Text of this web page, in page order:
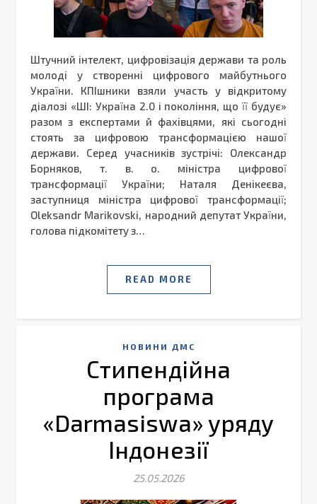
Штучний інтелект, цифровізація держави та роль
молоді у створенні цифрового майбутнього
України. КПІшники взяли участь у відкритому
діалозі «ШІ: Україна 2.0 і покоління, що її будує»
разом з експертами й фахівцями, які сьогодні
стоять за цифровою трансформацією нашої
держави. Серед учасників зустрічі: Олександр
Борняков, т. в. о. міністра цифрової
трансформації України; Наталя Денікеєва,
заступниця міністра цифрової трансформації;
Oleksandr Marikovski, народний депутат України,
голова підкомітету з…
READ MORE
НОВИНИ ДМС
Стипендійна
програма
«Darmasiswa» уряду
Індонезії
25.05.2026